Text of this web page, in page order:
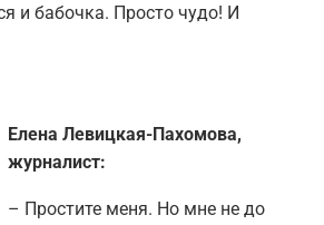
и бабочка. Просто чудо! И
Елена Левицкая-Пахомова,
журналист:
– Простите меня. Но мне не до